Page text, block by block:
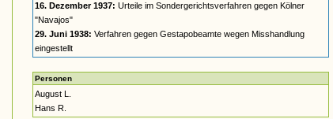
16. Dezember 1937: Urteile im Sondergerichtsverfahren gegen Kölner
"Navajos"
29. Juni 1938: Verfahren gegen Gestapobeamte wegen Misshandlung
eingestellt
Personen
August L.
Hans R.